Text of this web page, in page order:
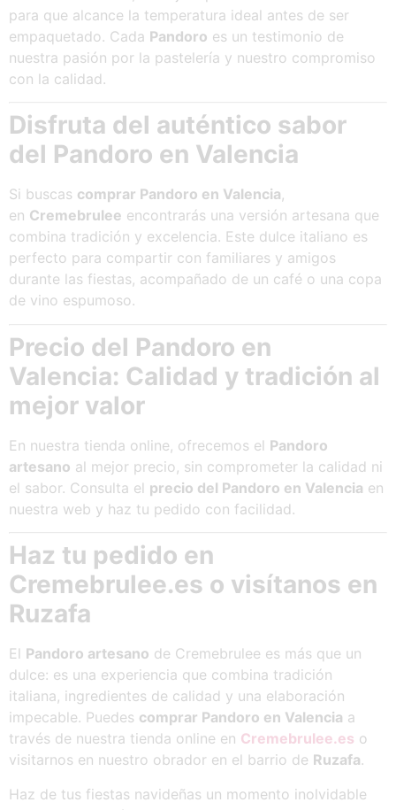
para que alcance la temperatura ideal antes de ser
empaquetado. Cada Pandoro es un testimonio de
nuestra pasión por la pastelería y nuestro compromiso
con la calidad.
Disfruta del auténtico sabor
del Pandoro en Valencia
Si buscas comprar Pandoro en Valencia,
en Cremebrulee encontrarás una versión artesana que
combina tradición y excelencia. Este dulce italiano es
perfecto para compartir con familiares y amigos
durante las fiestas, acompañado de un café o una copa
de vino espumoso.
Precio del Pandoro en
Valencia: Calidad y tradición al
mejor valor
En nuestra tienda online, ofrecemos el Pandoro
artesano al mejor precio, sin comprometer la calidad ni
el sabor. Consulta el precio del Pandoro en Valencia en
nuestra web y haz tu pedido con facilidad.
Haz tu pedido en
Cremebrulee.es o visítanos en
Ruzafa
El Pandoro artesano de Cremebrulee es más que un
dulce: es una experiencia que combina tradición
italiana, ingredientes de calidad y una elaboración
impecable. Puedes comprar Pandoro en Valencia a
través de nuestra tienda online en Cremebrulee.es o
visitarnos en nuestro obrador en el barrio de Ruzafa.
Haz de tus fiestas navideñas un momento inolvidable